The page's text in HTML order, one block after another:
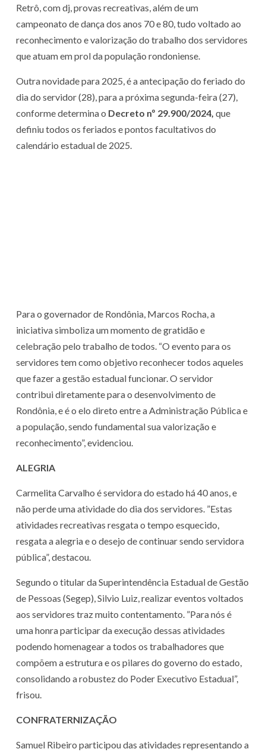
Retrô, com dj, provas recreativas, além de um
campeonato de dança dos anos 70 e 80, tudo voltado ao
reconhecimento e valorização do trabalho dos servidores
que atuam em prol da população rondoniense.
Outra novidade para 2025, é a antecipação do feriado do
dia do servidor (28), para a próxima segunda-feira (27),
conforme determina o Decreto nº 29.900/2024, que
definiu todos os feriados e pontos facultativos do
calendário estadual de 2025.
Para o governador de Rondônia, Marcos Rocha, a
iniciativa simboliza um momento de gratidão e
celebração pelo trabalho de todos. “O evento para os
servidores tem como objetivo reconhecer todos aqueles
que fazer a gestão estadual funcionar. O servidor
contribui diretamente para o desenvolvimento de
Rondônia, e é o elo direto entre a Administração Pública e
a população, sendo fundamental sua valorização e
reconhecimento”, evidenciou.
ALEGRIA
Carmelita Carvalho é servidora do estado há 40 anos, e
não perde uma atividade do dia dos servidores. ”Estas
atividades recreativas resgata o tempo esquecido,
resgata a alegria e o desejo de continuar sendo servidora
pública”, destacou.
Segundo o titular da Superintendência Estadual de Gestão
de Pessoas (Segep), Silvio Luiz, realizar eventos voltados
aos servidores traz muito contentamento. ”Para nós é
uma honra participar da execução dessas atividades
podendo homenagear a todos os trabalhadores que
compõem a estrutura e os pilares do governo do estado,
consolidando a robustez do Poder Executivo Estadual”,
frisou.
CONFRATERNIZAÇÃO
Samuel Ribeiro participou das atividades representando a